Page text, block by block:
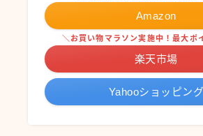
Amazon
＼お買い物マラソン実施中！最大ポ
楽天市場
Yahooショッピング